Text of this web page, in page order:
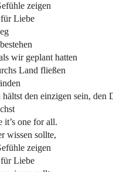
zeigen
Liebe
wir geplant hatten
Land fließen
den einzigen sein, den
it’s one for all.
wissen sollte,
zeigen
Liebe